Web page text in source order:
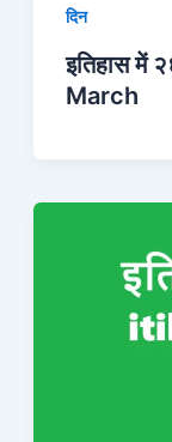
दिन
इतिहास में
March